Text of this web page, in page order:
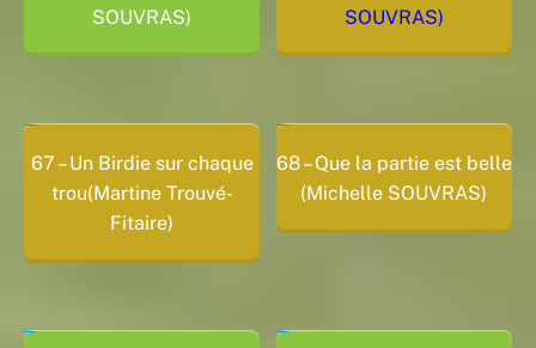
SOUVRAS)
SOUVRAS)
67 – Un Birdie sur chaque
trou(Martine Trouvé-
Fitaire)
68 – Que la partie est belle
(Michelle SOUVRAS)